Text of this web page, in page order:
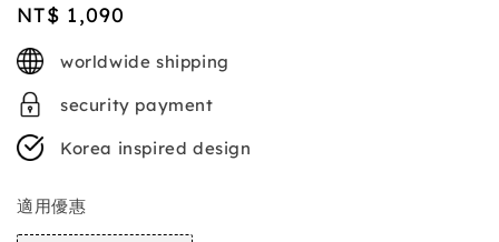
Regular
price
NT$ 1,090
worldwide shipping
security payment
Korea inspired design
適用優惠